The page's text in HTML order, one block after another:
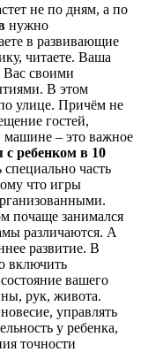
не по дням, а по
нужно
в развивающие
читаете. Ваша
Вас своими
В этом
улице. Причём не
гостей,
машине – это важное
с ребенком в 10
часть
что игры
почаще занимался
различаются. А
развитие. В
включить
вашего
рук, живота.
управлять
у ребенка,
точности